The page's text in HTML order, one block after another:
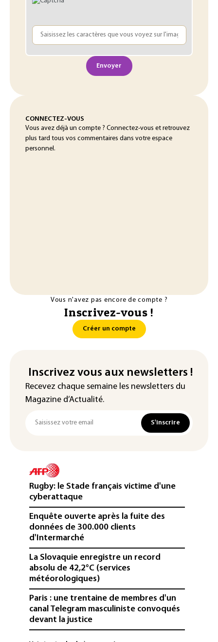
Envoyer
CONNECTEZ-VOUS
Vous avez déjà un compte ? Connectez-vous et retrouvez
plus tard tous vos commentaires dans votre espace
personnel.
Vous n'avez pas encore de compte ?
Inscrivez-vous !
Créer un compte
Inscrivez vous aux newsletters !
Recevez chaque semaine les newsletters du
Magazine d’Actualité.
S'inscrire
Rugby: le Stade français victime d'une
cyberattaque
Enquête ouverte après la fuite des
données de 300.000 clients
d'Intermarché
La Slovaquie enregistre un record
absolu de 42,2°C (services
météorologiques)
Paris : une trentaine de membres d'un
canal Telegram masculiniste convoqués
devant la justice
Jeux vidéo: le très attendu "GTA VI"